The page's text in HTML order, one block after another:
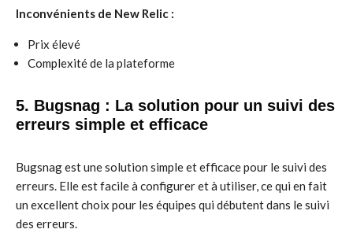
Inconvénients de New Relic :
Prix élevé
Complexité de la plateforme
5. Bugsnag : La solution pour un suivi des
erreurs simple et efficace
Bugsnag est une solution simple et efficace pour le suivi des
erreurs. Elle est facile à configurer et à utiliser, ce qui en fait
un excellent choix pour les équipes qui débutent dans le suivi
des erreurs.